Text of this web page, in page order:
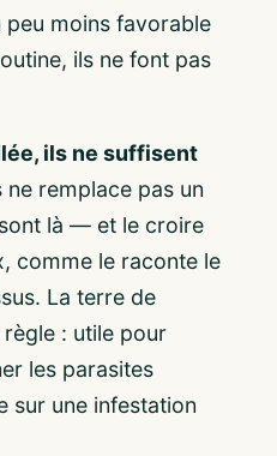
peu moins favorable
ils ne font pas
ils ne suffisent
remplace pas un
là — et le croire
comme le raconte le
La terre de
: utile pour
les parasites
sur une infestation